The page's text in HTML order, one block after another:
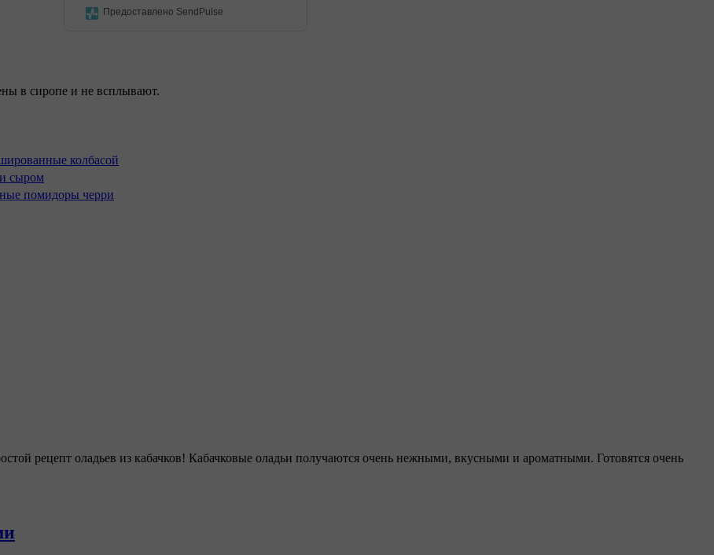
Предоставлено SendPulse
в сиропе и не всплывают.
рецепт оладьев из кабачков! Кабачковые оладьи получаются очень нежными, вкусными и ароматными. Готовятся очень